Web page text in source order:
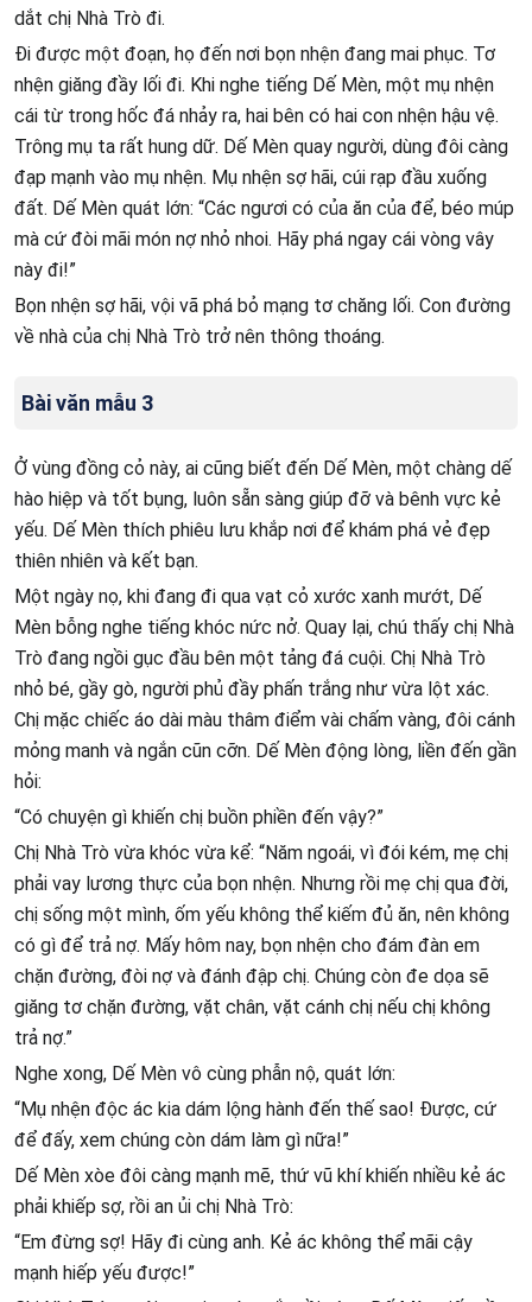
dắt chị Nhà Trò đi.
Đi được một đoạn, họ đến nơi bọn nhện đang mai phục. Tơ
nhện giăng đầy lối đi. Khi nghe tiếng Dế Mèn, một mụ nhện
cái từ trong hốc đá nhảy ra, hai bên có hai con nhện hậu vệ.
Trông mụ ta rất hung dữ. Dế Mèn quay người, dùng đôi càng
đạp mạnh vào mụ nhện. Mụ nhện sợ hãi, cúi rạp đầu xuống
đất. Dế Mèn quát lớn: “Các ngươi có của ăn của để, béo múp
mà cứ đòi mãi món nợ nhỏ nhoi. Hãy phá ngay cái vòng vây
này đi!”
Bọn nhện sợ hãi, vội vã phá bỏ mạng tơ chăng lối. Con đường
về nhà của chị Nhà Trò trở nên thông thoáng.
Bài văn mẫu 3
Ở vùng đồng cỏ này, ai cũng biết đến Dế Mèn, một chàng dế
hào hiệp và tốt bụng, luôn sẵn sàng giúp đỡ và bênh vực kẻ
yếu. Dế Mèn thích phiêu lưu khắp nơi để khám phá vẻ đẹp
thiên nhiên và kết bạn.
Một ngày nọ, khi đang đi qua vạt cỏ xước xanh mướt, Dế
Mèn bỗng nghe tiếng khóc nức nở. Quay lại, chú thấy chị Nhà
Trò đang ngồi gục đầu bên một tảng đá cuội. Chị Nhà Trò
nhỏ bé, gầy gò, người phủ đầy phấn trắng như vừa lột xác.
Chị mặc chiếc áo dài màu thâm điểm vài chấm vàng, đôi cánh
mỏng manh và ngắn cũn cỡn. Dế Mèn động lòng, liền đến gần
hỏi:
“Có chuyện gì khiến chị buồn phiền đến vậy?”
Chị Nhà Trò vừa khóc vừa kể: “Năm ngoái, vì đói kém, mẹ chị
phải vay lương thực của bọn nhện. Nhưng rồi mẹ chị qua đời,
chị sống một mình, ốm yếu không thể kiếm đủ ăn, nên không
có gì để trả nợ. Mấy hôm nay, bọn nhện cho đám đàn em
chặn đường, đòi nợ và đánh đập chị. Chúng còn đe dọa sẽ
giăng tơ chặn đường, vặt chân, vặt cánh chị nếu chị không
trả nợ.”
Nghe xong, Dế Mèn vô cùng phẫn nộ, quát lớn:
“Mụ nhện độc ác kia dám lộng hành đến thế sao! Được, cứ
để đấy, xem chúng còn dám làm gì nữa!”
Dế Mèn xòe đôi càng mạnh mẽ, thứ vũ khí khiến nhiều kẻ ác
phải khiếp sợ, rồi an ủi chị Nhà Trò:
“Em đừng sợ! Hãy đi cùng anh. Kẻ ác không thể mãi cậy
mạnh hiếp yếu được!”